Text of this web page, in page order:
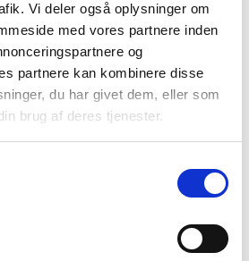
Vi deler også oplysninger om
med vores partnere inden
og
partnere kan kombinere disse
du har givet dem, eller som
brug af deres tjenester.
en uventet fejl
Prøv at genindlæse siden.